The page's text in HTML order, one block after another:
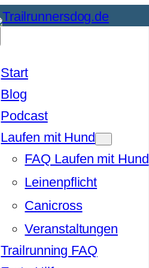
Start
Blog
Podcast
Laufen mit Hund
FAQ Laufen mit Hund
Leinenpflicht
Canicross
Veranstaltungen
Trailrunning FAQ